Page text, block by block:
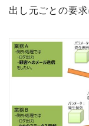
出し元ごとの要